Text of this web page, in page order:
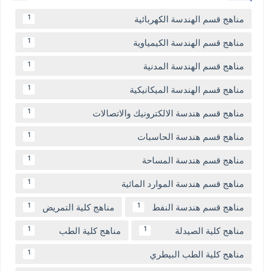
مناهج قسم الهندسة الكهربائية 1
مناهج قسم الهندسة الكيمياوية 1
مناهج قسم الهندسة المدنية 1
مناهج قسم الهندسة الميكانيكية 1
مناهج قسم هندسة الالكترونيك والاتصالات 1
مناهج قسم هندسة الحاسبات 1
مناهج قسم هندسة المساحة 1
مناهج قسم هندسة الموارد المائية 1
مناهج قسم هندسة النفط 1 مناهج كلية التمريض 1
مناهج كلية الصيدلة 1 مناهج كلية الطب 1
مناهج كلية الطب البيطري 1